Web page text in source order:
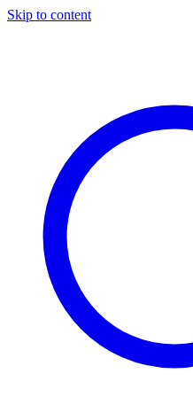
Skip to content